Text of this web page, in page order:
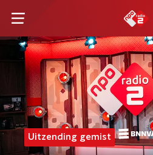
Uitzending gemist